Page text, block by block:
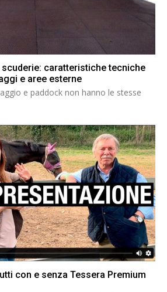
caratteristiche tecniche
e aree esterne
e paddock non hanno le stesse
con e senza Tessera Premium